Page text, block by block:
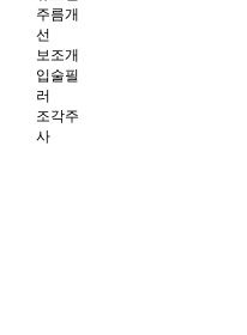
주름개
선
보조개
입술필
러
조각주
사